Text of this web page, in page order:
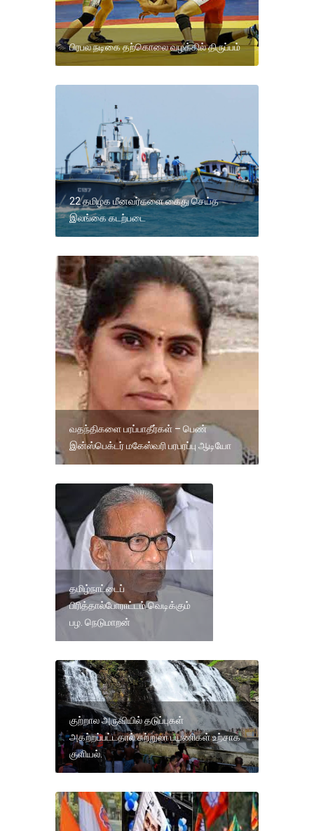
பிரபல நடிகை தற்கொலை வழக்கில் திருப்பம்
22 தமிழக மீனவர்களை கைது செய்த
இலங்கை கடற்படை
வதந்திகளை பரப்பாதீர்கள் – பெண்
இன்ஸ்பெக்டர் மகேஸ்வரி பரபரப்பு ஆடியோ
தமிழ்நாட்டைப்
பிரித்தால்போராட்டம் வெடிக்கும்
பழ. நெடுமாறன்
குற்றால அருவியில் தடுப்புகள்
அகற்றப்பட்டதால் சுற்றுலா பயணிகள் உற்சாக
குளியல்.